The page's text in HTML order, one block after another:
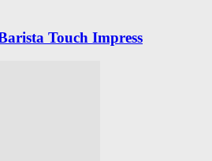
Touch Impress